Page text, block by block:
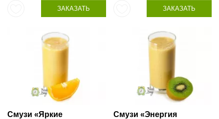
ЗАКАЗАТЬ ЗАКАЗАТЬ
Смузи «Яркие
Смузи «Энергия